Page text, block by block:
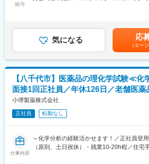
製造を中心に事業を展開してきました。国
社と取引があり、多くの特許を有する研究
保証体制は高く評価されています。
・当社は医薬品原薬メーカーとしての強み
にも挑戦しています。国内外の大学や研究
発を進めています。
・医薬品原料開発で培った技術とノウハウを
全性が実証された天然素材の開発や健康食品
しています。国内外の大学との共同研究のも
てきた食品を商品化しています。
・外部試験機関への試験委託業務
・顧客および当局による監査査察への対応
23名
■当社の魅力：
・創業100年以上の老舗安定企業です。1916
フェインの抽出に成功し、以来100年以上の
品原薬製造を中心に事業展開をしてきました
製薬会社との取引があり、多くの特許を有
かな品質保証体制には高い評価をいただい
・当社は医薬品原薬を製造する原薬メーカ
創薬にもチャレンジしています。国内外の
給与
じて上下する可能性があります。月給(月額
記です。気になる 応
（エー
【八千代市】医薬品の理化学試験≪
面接1回正社員／年休126日／老舗医薬
小堺製薬株式会社
正社員 転勤なし
仕事内容
～化学分析の経験活かせます！／正社員登
（原則、土日祝休）・残業10-20h程／住宅